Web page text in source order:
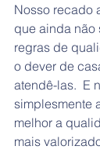
Nosso recado
que ainda não
regras de
o dever de
atendê-las.  E
simplesmente
melhor a
mais